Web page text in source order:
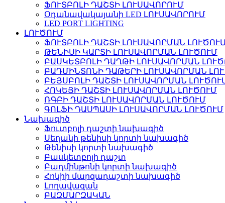
ՖՈՒՏԲՈԼԻ ԴԱՇՏԻ ԼՈՒՍԱՎՈՐՈՒՄ
Օդանավակայանի LED ԼՈՒՍԱՎՈՐՈՒՄ
LED PORT LIGHTING
ԼՈՒԾՈՒՄ
ՖՈՒՏԲՈԼԻ ԴԱՇՏԻ ԼՈՒՍԱՎՈՐՄԱՆ
ԹԵՆԻՍԻ ԿԱՐՏԻ ԼՈՒՍԱՎՈՐՄԱՆ ԼՈՒԾՈՒՄ
ԲԱՍԿԵՏԲՈԼԻ ԴԱՂԹԻ ԼՈՒՍԱՎՈՐՄԱՆ
ԲԱԴՄԻՆՏՈՆԻ ԴԱԹԵՐԻ ԼՈՒՍԱՎՈՐՄԱՆ
ԲԵՅՍԲՈԼԻ ԴԱՇՏԻ ԼՈՒՍԱՎՈՐՄԱՆ
ՀՈԿԵՅԻ ԴԱՇՏԻ ԼՈՒՍԱՎՈՐՄԱՆ ԼՈՒԾՈՒՄ
ՌԳԲԻ ԴԱՇՏԻ ԼՈՒՍԱՎՈՐՄԱՆ ԼՈՒԾՈՒՄ
ԳՈԼՖԻ ԴԱՍՊԱՍԻ ԼՈՒՍԱՎՈՐՄԱՆ ԼՈՒԾՈՒՄ
Նախագիծ
Ֆուտբոլի դաշտի նախագիծ
Սեղանի թենիսի կորտի նախագիծ
Թենիսի կորտի նախագիծ
Բասկետբոլի դաշտ
Բադմինթոնի կորտի նախագիծ
Հոկիի մարզադաշտի նախագիծ
Լողավազան
ԲԱԶՄԱՐԶԱԿԱՆ